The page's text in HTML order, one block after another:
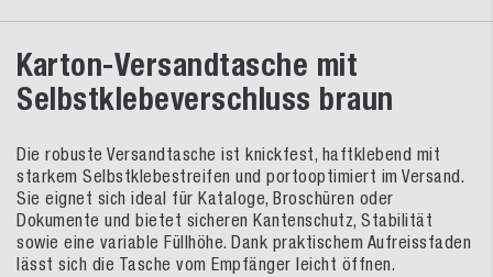
Karton-Versandtasche mit
Selbstklebeverschluss braun
Die robuste Versandtasche ist knickfest, haftklebend mit
starkem Selbstklebestreifen und portooptimiert im Versand.
Sie eignet sich ideal für Kataloge, Broschüren oder
Dokumente und bietet sicheren Kantenschutz, Stabilität
sowie eine variable Füllhöhe. Dank praktischem Aufreissfaden
lässt sich die Tasche vom Empfänger leicht öffnen.